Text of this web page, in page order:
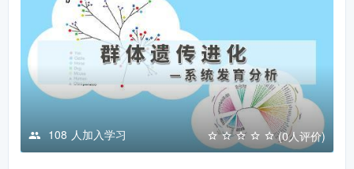
108 人加入学习 (0人评价)